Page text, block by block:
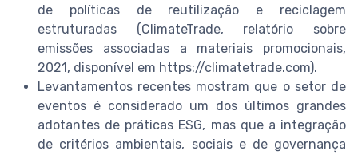
de políticas de reutilização e reciclagem
estruturadas (ClimateTrade, relatório sobre
emissões associadas a materiais promocionais,
2021, disponível em https://climatetrade.com).
Levantamentos recentes mostram que o setor de
eventos é considerado um dos últimos grandes
adotantes de práticas ESG, mas que a integração
de critérios ambientais, sociais e de governança